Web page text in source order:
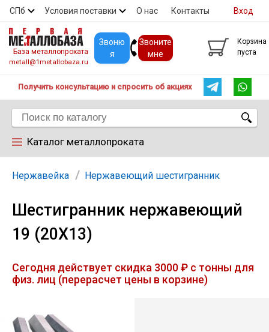
СПб Условия поставки О нас Контакты
Скидки Прайс Покупателям
Вход
База металлопроката
metall@1metallobaza.ru
Звоню
я
Звоните
мне
Корзина
пуста
Получить консультацию и спросить об акциях
Каталог металлопроката
Арматура
Труба профильная
Труба
Лист
Нержавейка Нержавеющий шестигранник
Шестигранник нержавеющий
19 (20Х13)
Сегодня действует скидка 3000 ₽ с тонны для
физ. лиц (перерасчет цены в корзине)